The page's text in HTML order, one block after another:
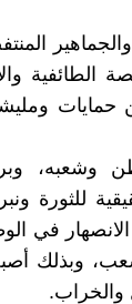
حمايات
وشعبه،
للثورة
في
وبذلك
والخراب.